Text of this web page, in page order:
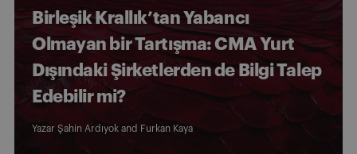
Birleşik Krallık’tan Yabancı
Olmayan bir Tartışma: CMA Yurt
Dışındaki Şirketlerden de Bilgi Talep
Edebilir mi?
Yazar Şahin Ardıyok and Furkan Kaya